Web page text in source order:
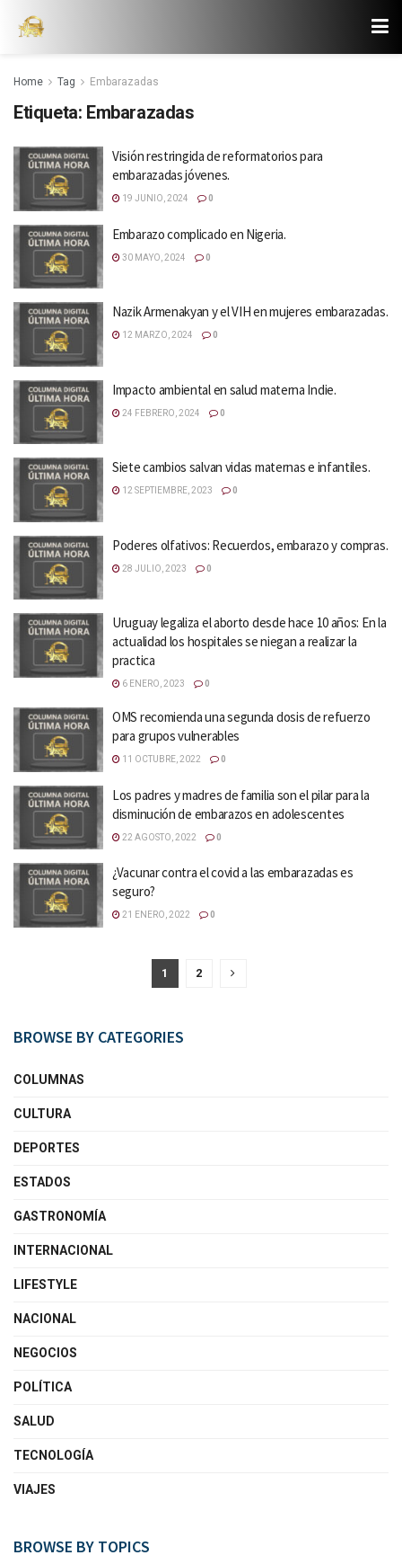
Home Tag Embarazadas
Etiqueta: Embarazadas
Visión restringida de reformatorios para
embarazadas jóvenes.
19 JUNIO, 2024 0
Embarazo complicado en Nigeria.
30 MAYO, 2024 0
Nazik Armenakyan y el VIH en mujeres embarazadas.
12 MARZO, 2024 0
Impacto ambiental en salud materna Indie.
24 FEBRERO, 2024 0
Siete cambios salvan vidas maternas e infantiles.
12 SEPTIEMBRE, 2023 0
Poderes olfativos: Recuerdos, embarazo y compras.
28 JULIO, 2023 0
Uruguay legaliza el aborto desde hace 10 años: En la
actualidad los hospitales se niegan a realizar la
practica
6 ENERO, 2023 0
OMS recomienda una segunda dosis de refuerzo
para grupos vulnerables
11 OCTUBRE, 2022 0
Los padres y madres de familia son el pilar para la
disminución de embarazos en adolescentes
22 AGOSTO, 2022 0
¿Vacunar contra el covid a las embarazadas es
seguro?
21 ENERO, 2022 0
1 2
BROWSE BY CATEGORIES
COLUMNAS
CULTURA
DEPORTES
ESTADOS
GASTRONOMÍA
INTERNACIONAL
LIFESTYLE
NACIONAL
NEGOCIOS
POLÍTICA
SALUD
TECNOLOGÍA
VIAJES
BROWSE BY TOPICS